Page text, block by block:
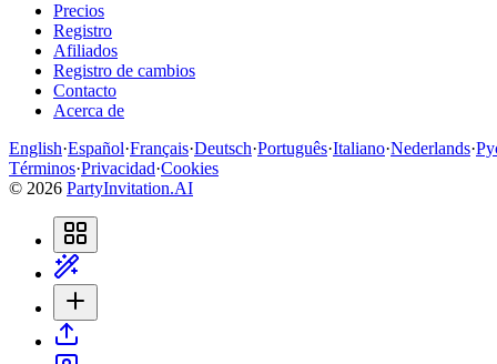
Precios
Registro
Afiliados
Registro de cambios
Contacto
Acerca de
English·Español·Français·Deutsch·Português·Italiano·Nederlands·
Términos·Privacidad·Cookies
© 2026 PartyInvitation.AI